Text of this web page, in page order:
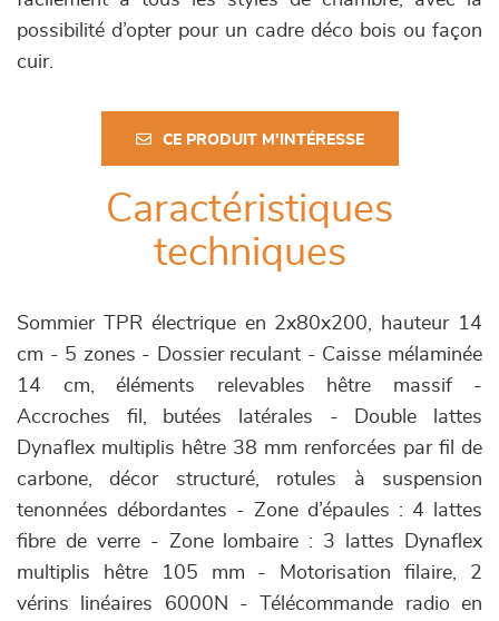
possibilité d’opter pour un cadre déco bois ou façon
cuir.
CE PRODUIT M'INTÉRESSE
Caractéristiques
techniques
Sommier TPR électrique en 2x80x200, hauteur 14
cm - 5 zones - Dossier reculant - Caisse mélaminée
14 cm, éléments relevables hêtre massif -
Accroches fil, butées latérales - Double lattes
Dynaflex multiplis hêtre 38 mm renforcées par fil de
carbone, décor structuré, rotules à suspension
tenonnées débordantes - Zone d’épaules : 4 lattes
fibre de verre - Zone lombaire : 3 lattes Dynaflex
multiplis hêtre 105 mm - Motorisation filaire, 2
vérins linéaires 6000N - Télécommande radio en